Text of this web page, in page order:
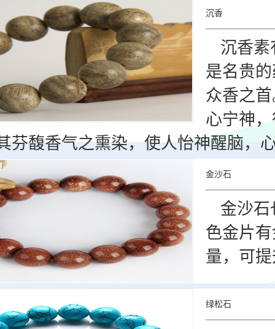
沉香
沉香素
是名贵
众香之
心宁神
芬馥香气之熏染，使人怡神醒脑，
金沙石
金沙石
色金片
量，可
绿松石